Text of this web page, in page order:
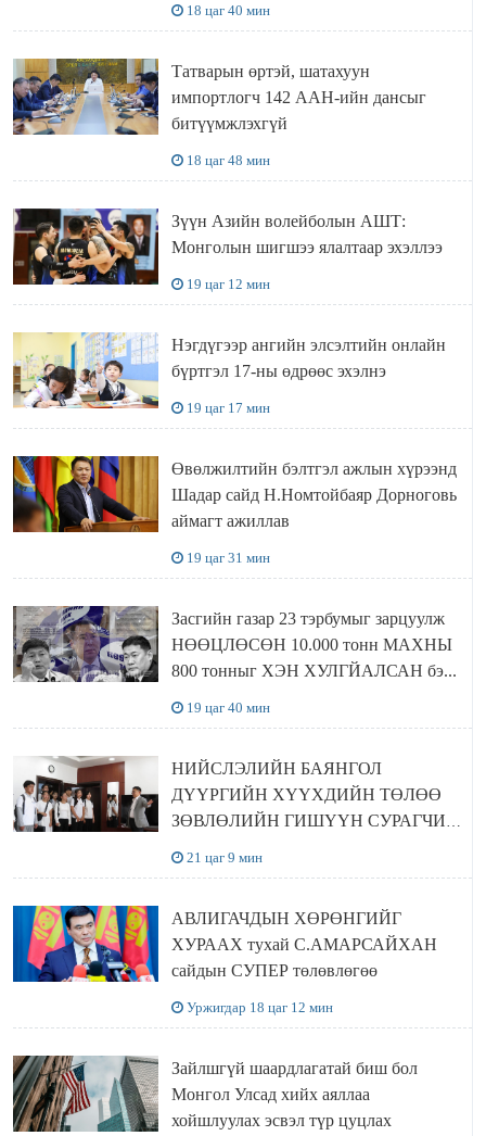
18 цаг 40 мин
Татварын өртэй, шатахуун
импортлогч 142 ААН-ийн дансыг
битүүмжлэхгүй
18 цаг 48 мин
Зүүн Азийн волейболын АШТ:
Монголын шигшээ ялалтаар эхэллээ
19 цаг 12 мин
Нэгдүгээр ангийн элсэлтийн онлайн
бүртгэл 17-ны өдрөөс эхэлнэ
19 цаг 17 мин
Өвөлжилтийн бэлтгэл ажлын хүрээнд
Шадар сайд Н.Номтойбаяр Дорноговь
аймагт ажиллав
19 цаг 31 мин
Засгийн газар 23 тэрбумыг зарцуулж
НӨӨЦЛӨСӨН 10.000 тонн МАХНЫ
800 тонныг ХЭН ХУЛГЙАЛСАН бэ...
19 цаг 40 мин
НИЙСЛЭЛИЙН БАЯНГОЛ
ДҮҮРГИЙН ХҮҮХДИЙН ТӨЛӨӨ
ЗӨВЛӨЛИЙН ГИШҮҮН СУРАГЧИД
21 цаг 9 мин
АВЛИГАЧДЫН ХӨРӨНГИЙГ
ХУРААХ тухай С.АМАРСАЙХАН
сайдын СУПЕР төлөвлөгөө
Уржигдар 18 цаг 12 мин
Зайлшгүй шаардлагатай биш бол
Монгол Улсад хийх аяллаа
хойшлуулах эсвэл түр цуцлах